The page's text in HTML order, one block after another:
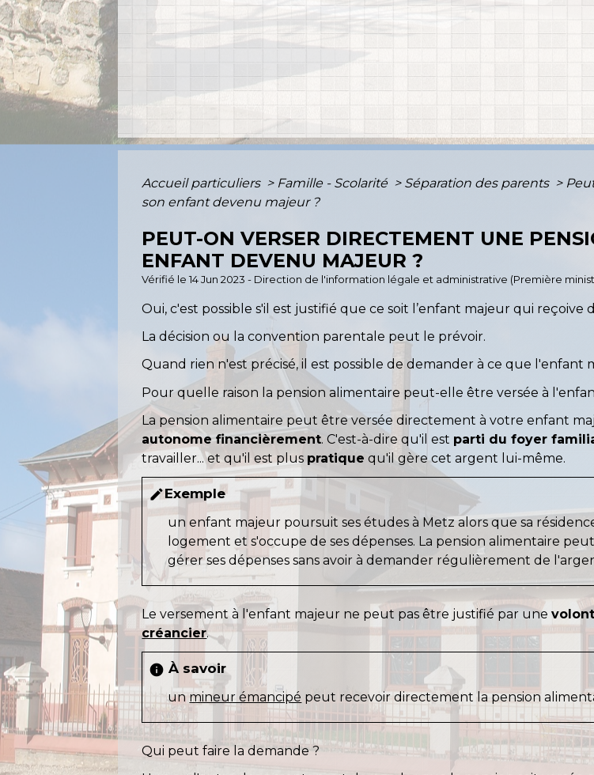
Accueil particuliers > Famille - Scolarité > Séparation des parents >
son enfant devenu majeur ?
PEUT-ON VERSER DIRECTEMENT UNE
ENFANT DEVENU MAJEUR ?
Vérifié le 14 Jun 2023 - Direction de l'information légale et administrative (Première
Oui, c'est possible s'il est justifié que ce soit l’enfant majeur qui
La décision ou la convention parentale peut le prévoir.
Quand rien n'est précisé, il est possible de demander à ce que
Pour quelle raison la pension alimentaire peut-elle être versée à
La pension alimentaire peut être versée directement à votre enfant
autonome financièrement. C'est-à-dire qu'il est parti du foyer
travailler... et qu'il est plus pratique qu'il gère cet argent lui-même.
editExemple
un enfant majeur poursuit ses études à Metz alors que sa
logement et s'occupe de ses dépenses. La pension alimentaire
gérer ses dépenses sans avoir à demander régulièrement de
Le versement à l'enfant majeur ne peut pas être justifié par une
créancier.
info À savoir
unmineur émancipé peut recevoir directement la pension
Qui peut faire la demande ?